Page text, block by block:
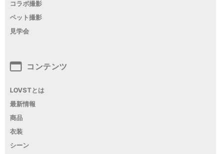
コラボ撮影
ペット撮影
見学会
コンテンツ
LOVSTとは
最新情報
商品
衣装
シーン